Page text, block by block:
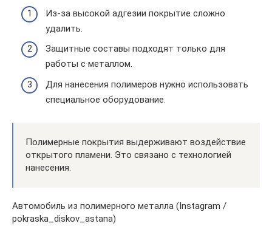
Из-за высокой адгезии покрытие сложно
удалить.
Защитные составы подходят только для
работы с металлом.
Для нанесения полимеров нужно использовать
специальное оборудование.
Полимерные покрытия выдерживают воздействие
открытого пламени. Это связано с технологией
нанесения.
Автомобиль из полимерного металла (Instagram /
pokraska_diskov_astana)